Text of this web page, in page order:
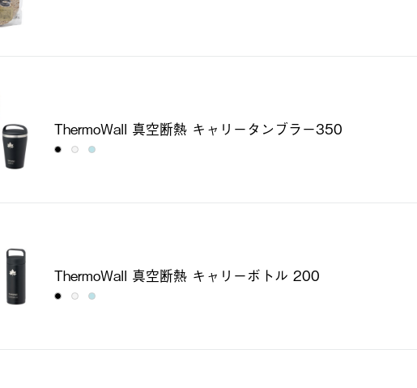
ThermoWall 真空断熱 キャリータンブラー350
ThermoWall 真空断熱 キャリーボトル 200